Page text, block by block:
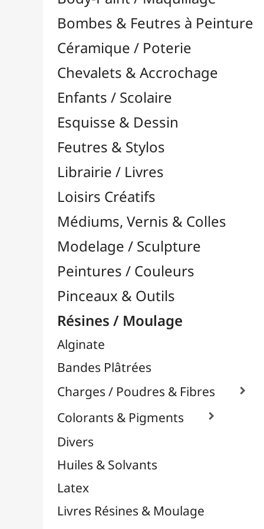
Feutres & Stylos
Librairie / Livres
Loisirs Créatifs
Médiums, Vernis & Colles
Modelage / Sculpture
Peintures / Couleurs
Résines / Moulage
Alginate
Charges / Poudres & Fibres

Colorants & Pigments 
Huiles & Solvants
Livres Résines & Moulage
Moules Silicones

Plastiline
Plastique à Mouler
Powertex
Powertex - Poudres Stone Art
Résines Diverses
Résines UV
Silicones
Vernis Spéciaux
Supports Dessin & Peinture
Transport / Rangement